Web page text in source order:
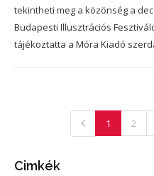
tekintheti meg a közönség a
Budapesti Illusztrációs
tájékoztatta a Móra Kiadó
1 2
Cimkék